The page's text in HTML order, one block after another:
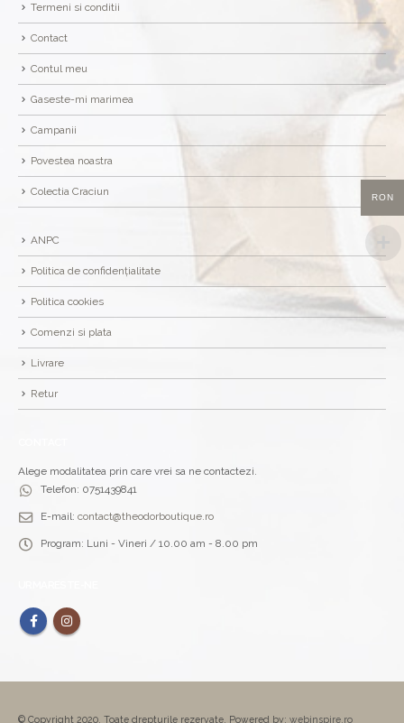
Termeni si conditii
Contact
Contul meu
Gaseste-mi marimea
Campanii
Povestea noastra
Colectia Craciun
ANPC
Politica de confidențialitate
Politica cookies
Comenzi si plata
Livrare
Retur
Alege modalitatea prin care vrei sa ne contactezi.
Telefon: 0751439841
E-mail: contact@theodorboutique.ro
Program: Luni - Vineri / 10.00 am - 8.00 pm
© Copyright 2020. Toate drepturile rezervate. Powered by: webinspire.ro
RON